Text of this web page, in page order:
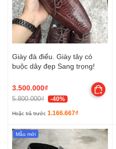
Giày đà điểu. Giày tây có
buộc dây đẹp Sang trọng!
3.500.000₫
5.800.000₫ -40%
Hoặc trả trước 1.166.667₫
Mẫu mới